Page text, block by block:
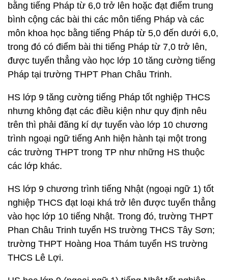
bằng tiếng Pháp từ 6,0 trở lên hoặc đạt điểm trung
bình cộng các bài thi các môn tiếng Pháp và các
môn khoa học bằng tiếng Pháp từ 5,0 đến dưới 6,0,
trong đó có điểm bài thi tiếng Pháp từ 7,0 trở lên,
được tuyển thẳng vào học lớp 10 tăng cường tiếng
Pháp tại trường THPT Phan Châu Trinh.
HS lớp 9 tăng cường tiếng Pháp tốt nghiệp THCS
nhưng không đạt các điều kiện như quy định nêu
trên thì phải đăng kí dự tuyển vào lớp 10 chương
trình ngoại ngữ tiếng Anh hiện hành tại một trong
các trường THPT trong TP như những HS thuộc
các lớp khác.
HS lớp 9 chương trình tiếng Nhật (ngoại ngữ 1) tốt
nghiệp THCS đạt loại khá trở lên được tuyển thẳng
vào học lớp 10 tiếng Nhật. Trong đó, trường THPT
Phan Châu Trinh tuyển HS trường THCS Tây Sơn;
trường THPT Hoàng Hoa Thám tuyển HS trường
THCS Lê Lợi.